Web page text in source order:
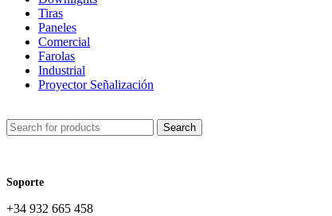
Tiras
Paneles
Comercial
Farolas
Industrial
Proyector Señalización
Search
Soporte
+34 932 665 458‬